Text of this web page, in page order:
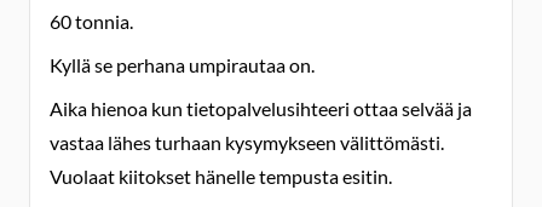
60 tonnia.
Kyllä se perhana umpirautaa on.
Aika hienoa kun tietopalvelusihteeri ottaa selvää ja
vastaa lähes turhaan kysymykseen välittömästi.
Vuolaat kiitokset hänelle tempusta esitin.